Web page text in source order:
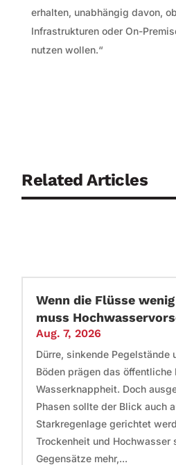
erhalten, unabhängig davon,
Infrastrukturen oder On-
nutzen wollen.“
Related Articles
Wenn die Flüsse
muss
Aug. 7, 2026
Dürre, sinkende Pegelstände
Böden prägen das öffentliche
Wasserknappheit. Doch
Phasen sollte der Blick auch
Starkregenlage gerichtet
Trockenheit und Hochwasser
Gegensätze mehr,...